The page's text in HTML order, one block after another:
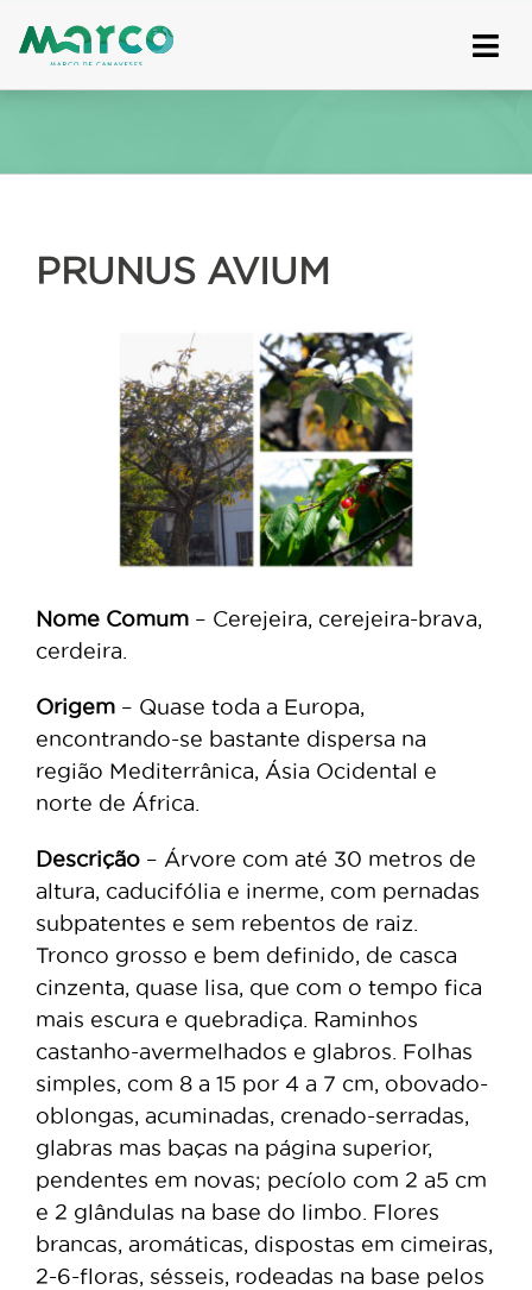
to
PRUNUS AVIUM
Nome Comum – Cerejeira, cerejeira-brava,
cerdeira.
Origem – Quase toda a Europa,
encontrando-se bastante dispersa na
região Mediterrânica, Ásia Ocidental e
norte de África.
Descrição – Árvore com até 30 metros de
altura, caducifólia e inerme, com pernadas
subpatentes e sem rebentos de raiz.
Tronco grosso e bem definido, de casca
cinzenta, quase lisa, que com o tempo fica
mais escura e quebradiça. Raminhos
castanho-avermelhados e glabros. Folhas
simples, com 8 a 15 por 4 a 7 cm, obovado-
oblongas, acuminadas, crenado-serradas,
glabras mas baças na página superior,
pendentes em novas; pecíolo com 2 a5 cm
e 2 glândulas na base do limbo. Flores
brancas, aromáticas, dispostas em cimeiras,
2-6-floras, sésseis, rodeadas na base pelos